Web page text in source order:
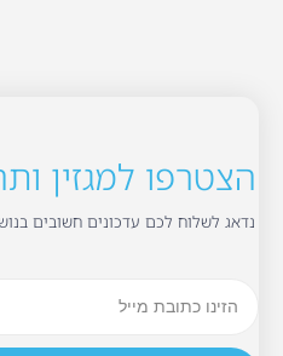
הצטרפו למגזין
נדאג לשלוח לכם עדכונים חשובים